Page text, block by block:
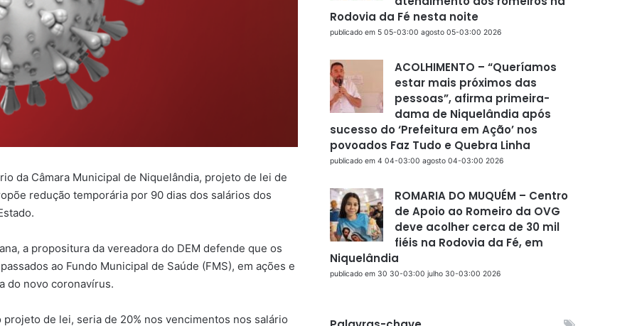
da Câmara Municipal de Niquelândia, projeto de lei de
redução temporária por 90 dias dos salários dos
a propositura da vereadora do DEM defende que os
ao Fundo Municipal de Saúde (FMS), em ações e
do novo coronavírus.
de lei, seria de 20% nos vencimentos nos salário
Rodovia da Fé nesta noite
publicado em 5 05-03:00 agosto 05-03:00 2026
ACOLHIMENTO – “Queríamos
estar mais próximos das
pessoas”, afirma primeira-
dama de Niquelândia após
sucesso do ‘Prefeitura em Ação’ nos
povoados Faz Tudo e Quebra Linha
publicado em 4 04-03:00 agosto 04-03:00 2026
ROMARIA DO MUQUÉM – Centro
de Apoio ao Romeiro da OVG
deve acolher cerca de 30 mil
fiéis na Rodovia da Fé, em
Niquelândia
publicado em 30 30-03:00 julho 30-03:00 2026